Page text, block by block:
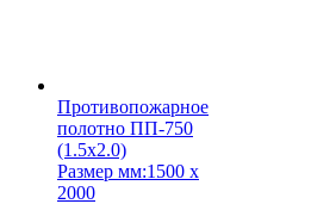
Противопожарное
полотно ПП-750
(1.5х2.0)
Размер мм:1500 x
2000